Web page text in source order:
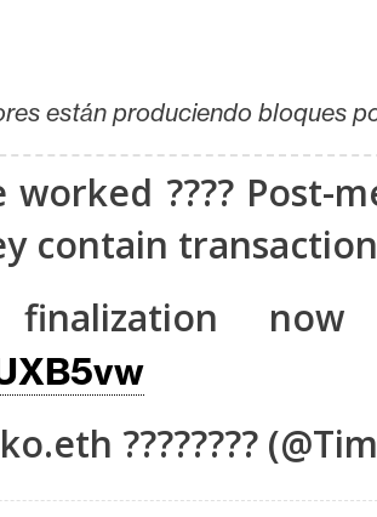
están produciendo bloques
???? Post-
contain
now
????????